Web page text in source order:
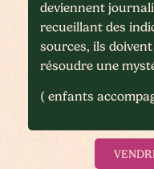
deviennent
recueillant des
sources, ils
résoudre une
( enfants